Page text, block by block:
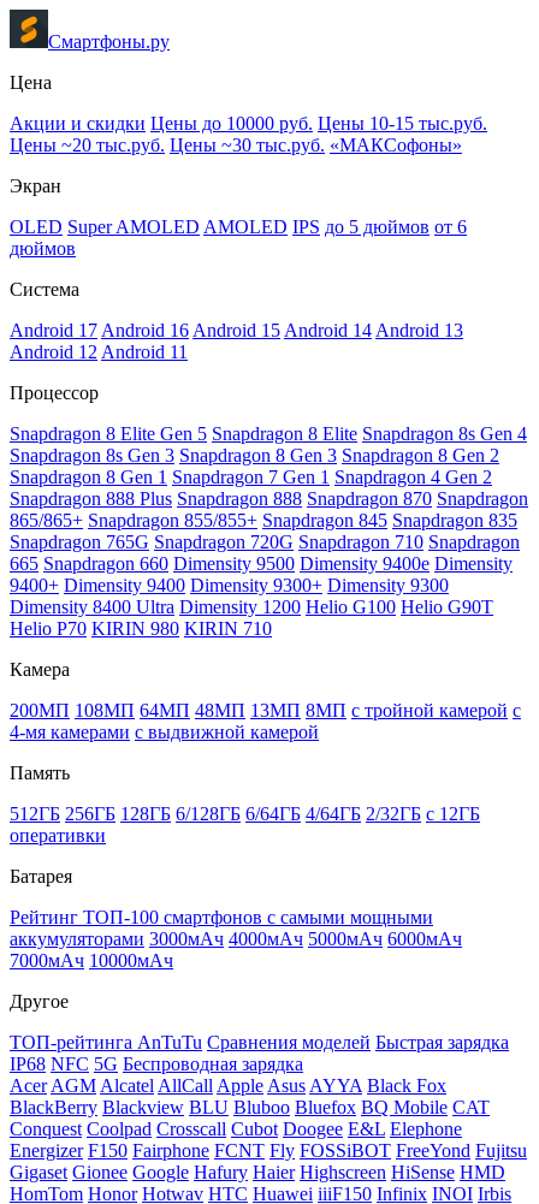
Смартфоны.ру
Цена
Акции и скидки Цены до 10000 руб. Цены 10-15 тыс.руб.
Цены ~20 тыс.руб. Цены ~30 тыс.руб. «МАКСофоны»
Экран
OLED Super AMOLED AMOLED IPS до 5 дюймов от 6
дюймов
Система
Android 17 Android 16 Android 15 Android 14 Android 13
Android 12 Android 11
Процессор
Snapdragon 8 Elite Gen 5 Snapdragon 8 Elite Snapdragon 8s Gen 4
Snapdragon 8s Gen 3 Snapdragon 8 Gen 3 Snapdragon 8 Gen 2
Snapdragon 8 Gen 1 Snapdragon 7 Gen 1 Snapdragon 4 Gen 2
Snapdragon 888 Plus Snapdragon 888 Snapdragon 870 Snapdragon
865/865+ Snapdragon 855/855+ Snapdragon 845 Snapdragon 835
Snapdragon 765G Snapdragon 720G Snapdragon 710 Snapdragon
665 Snapdragon 660 Dimensity 9500 Dimensity 9400e Dimensity
9400+ Dimensity 9400 Dimensity 9300+ Dimensity 9300
Dimensity 8400 Ultra Dimensity 1200 Helio G100 Helio G90T
Helio P70 KIRIN 980 KIRIN 710
Камера
200МП 108МП 64МП 48МП 13МП 8МП с тройной камерой с
4-мя камерами с выдвижной камерой
Память
512ГБ 256ГБ 128ГБ 6/128ГБ 6/64ГБ 4/64ГБ 2/32ГБ с 12ГБ
оперативки
Батарея
Рейтинг ТОП-100 смартфонов с самыми мощными
аккумуляторами 3000мАч 4000мАч 5000мАч 6000мАч
7000мАч 10000мАч
Другое
ТОП-рейтинга AnTuTu Сравнения моделей Быстрая зарядка
IP68 NFC 5G Беспроводная зарядка
Acer AGM Alcatel AllCall Apple Asus AYYA Black Fox
BlackBerry Blackview BLU Bluboo Bluefox BQ Mobile CAT
Conquest Coolpad Crosscall Cubot Doogee E&L Elephone
Energizer F150 Fairphone FCNT Fly FOSSiBOT FreeYond Fujitsu
Gigaset Gionee Google Hafury Haier Highscreen HiSense HMD
HomTom Honor Hotwav HTC Huawei iiiF150 Infinix INOI Irbis